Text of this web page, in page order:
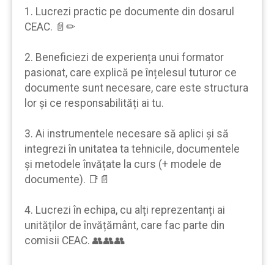
1. Lucrezi practic pe documente din dosarul
CEAC. 📄✏
2. Beneficiezi de experiența unui formator
pasionat, care explică pe înțelesul tuturor ce
documente sunt necesare, care este structura
lor şi ce responsabilități ai tu.
3. Ai instrumentele necesare să aplici şi să
integrezi în unitatea ta tehnicile, documentele
şi metodele învățate la curs (+ modele de
documente). 📑📄
4. Lucrezi în echipa, cu alți reprezentanți ai
unităților de învățământ, care fac parte din
comisii CEAC. 👥👥👥